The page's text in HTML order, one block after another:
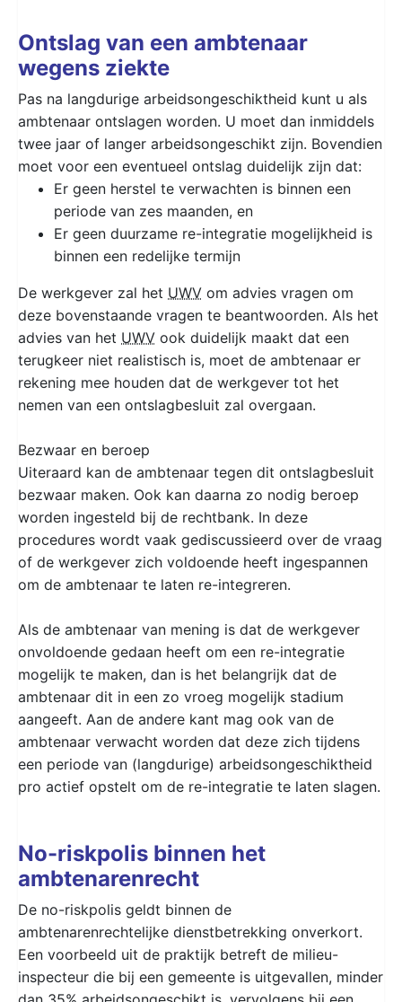
Ontslag van een ambtenaar
wegens ziekte
Pas na langdurige arbeidsongeschiktheid kunt u als
ambtenaar ontslagen worden. U moet dan inmiddels
twee jaar of langer arbeidsongeschikt zijn. Bovendien
moet voor een eventueel ontslag duidelijk zijn dat:
Er geen herstel te verwachten is binnen een
periode van zes maanden, en
Er geen duurzame re-integratie mogelijkheid is
binnen een redelijke termijn
De werkgever zal het UWV om advies vragen om
deze bovenstaande vragen te beantwoorden. Als het
advies van het UWV ook duidelijk maakt dat een
terugkeer niet realistisch is, moet de ambtenaar er
rekening mee houden dat de werkgever tot het
nemen van een ontslagbesluit zal overgaan.
Bezwaar en beroep
Uiteraard kan de ambtenaar tegen dit ontslagbesluit
bezwaar maken. Ook kan daarna zo nodig beroep
worden ingesteld bij de rechtbank. In deze
procedures wordt vaak gediscussieerd over de vraag
of de werkgever zich voldoende heeft ingespannen
om de ambtenaar te laten re-integreren.
Als de ambtenaar van mening is dat de werkgever
onvoldoende gedaan heeft om een re-integratie
mogelijk te maken, dan is het belangrijk dat de
ambtenaar dit in een zo vroeg mogelijk stadium
aangeeft. Aan de andere kant mag ook van de
ambtenaar verwacht worden dat deze zich tijdens
een periode van (langdurige) arbeidsongeschiktheid
pro actief opstelt om de re-integratie te laten slagen.
No-riskpolis binnen het
ambtenarenrecht
De no-riskpolis geldt binnen de
ambtenarenrechtelijke dienstbetrekking onverkort.
Een voorbeeld uit de praktijk betreft de milieu-
inspecteur die bij een gemeente is uitgevallen, minder